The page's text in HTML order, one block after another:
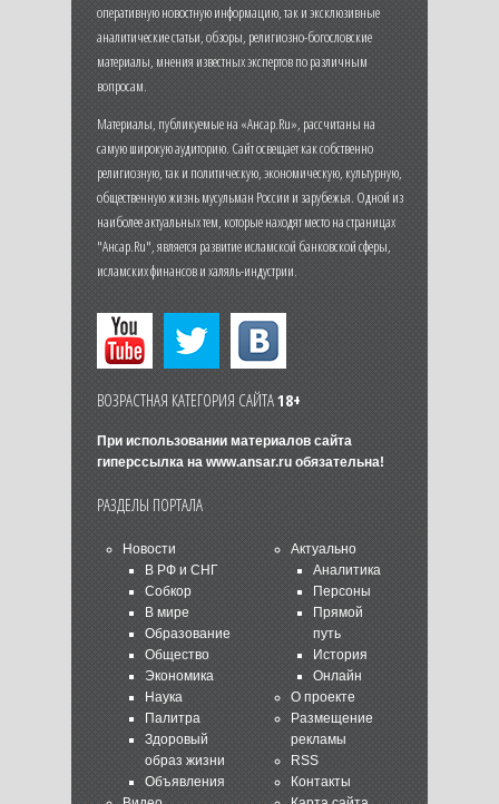
оперативную новостную информацию, так и эксклюзивные
аналитические статьи, обзоры, религиозно-богословские
материалы, мнения известных экспертов по различным
вопросам.
Материалы, публикуемые на «Ансар.Ru», рассчитаны на
самую широкую аудиторию. Сайт освещает как собственно
религиозную, так и политическую, экономическую, культурную,
общественную жизнь мусульман России и зарубежья. Одной из
наиболее актуальных тем, которые находят место на страницах
"Ансар.Ru", является развитие исламской банковской сферы,
исламских финансов и халяль-индустрии.
ВОЗРАСТНАЯ КАТЕГОРИЯ САЙТА18+
При использовании материалов сайта
гиперссылка на www.ansar.ruобязательна!
РАЗДЕЛЫ ПОРТАЛА
Новости
В РФ и СНГ
Собкор
В мире
Образование
Общество
Экономика
Наука
Палитра
Здоровый
образ жизни
Объявления
Актуально
Аналитика
Персоны
Прямой
путь
История
Онлайн
О проекте
Размещение
рекламы
RSS
Контакты